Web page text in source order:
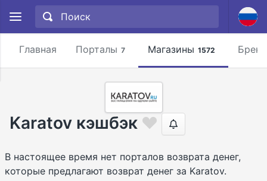
Главная Порталы 7 Магазины 1572
Karatov кэшбэк
В настоящее время нет порталов возврата денег,
которые предлагают возврат денег за Karatov.